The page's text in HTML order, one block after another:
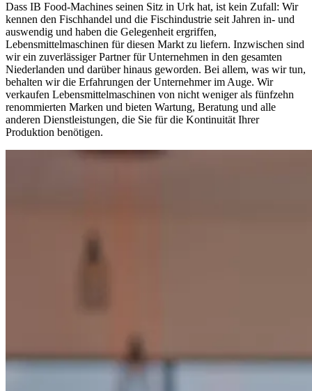
Dass IB Food-Machines seinen Sitz in Urk hat, ist kein Zufall: Wir
kennen den Fischhandel und die Fischindustrie seit Jahren in- und
auswendig und haben die Gelegenheit ergriffen,
Lebensmittelmaschinen für diesen Markt zu liefern. Inzwischen sind
wir ein zuverlässiger Partner für Unternehmen in den gesamten
Niederlanden und darüber hinaus geworden. Bei allem, was wir tun,
behalten wir die Erfahrungen der Unternehmer im Auge. Wir
verkaufen Lebensmittelmaschinen von nicht weniger als fünfzehn
renommierten Marken und bieten Wartung, Beratung und alle
anderen Dienstleistungen, die Sie für die Kontinuität Ihrer
Produktion benötigen.